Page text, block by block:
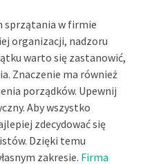
sprzątania w firmie
organizacji, nadzoru
warto się zastanowić,
Znaczenie ma również
porządków. Upewnij
Aby wszystko
zdecydować się
Dzięki temu
zakresie. Firma